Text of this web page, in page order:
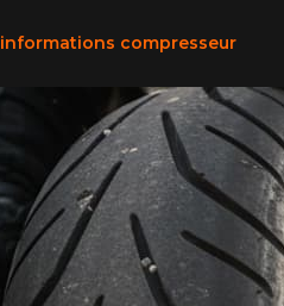
informations compresseur